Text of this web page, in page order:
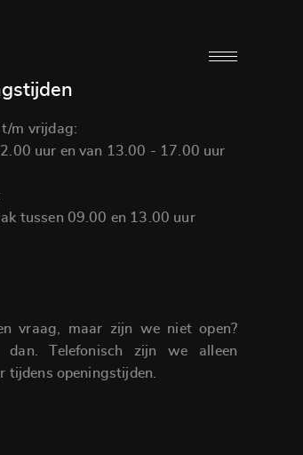
t/m vrijdag:
uur en van 13.00 - 17.00 uur
tussen 09.00 en 13.00 uur
vraag, maar zijn we niet open?
dan. Telefonisch zijn we alleen
tijdens openingstijden.